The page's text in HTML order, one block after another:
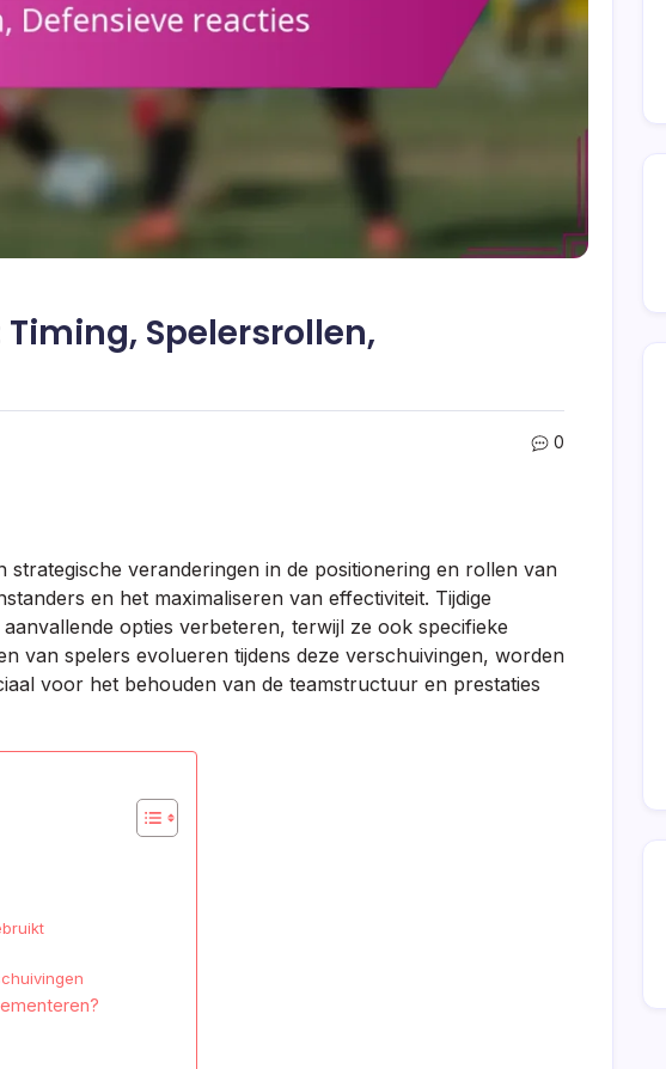
Spelersrollen,
0
veranderingen in de positionering en rollen van
en het maximaliseren van effectiviteit. Tijdige
opties verbeteren, terwijl ze ook specifieke
van spelers evolueren tijdens deze verschuivingen, worden
voor het behouden van de teamstructuur en prestaties